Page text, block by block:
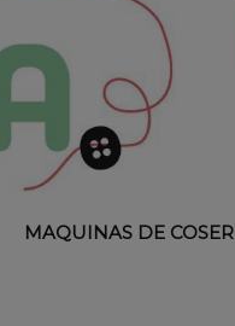
MAQUINAS DE COSER